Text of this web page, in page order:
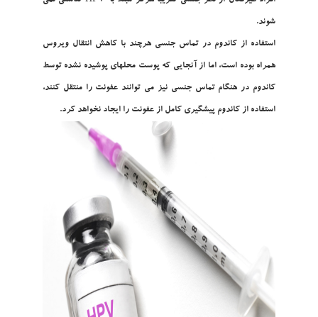
شوند.
استفاده از کاندوم در تماس جنسي هرچند با کاهش انتقال ويروس
همراه بوده است، اما از آنجايي که پوست محلهاي پوشيده نشده توسط
کاندوم در هنگام تماس جنسي نيز مي توانند عفونت را منتقل کنند،
استفاده از کاندوم پيشگيري کامل از عفونت را ايجاد نخواهد کرد.